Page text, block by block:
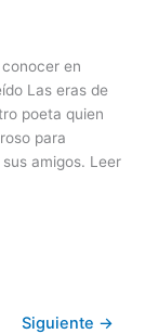
en
Las eras de
poeta quien
para
amigos. Leer
Siguiente →